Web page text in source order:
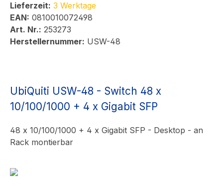
Lieferzeit: 3 Werktage
EAN: 0810010072498
Art. Nr.: 253273
Herstellernummer: USW-48
UbiQuiti USW-48 - Switch 48 x
10/100/1000 + 4 x Gigabit SFP
48 x 10/100/1000 + 4 x Gigabit SFP - Desktop - an
Rack montierbar